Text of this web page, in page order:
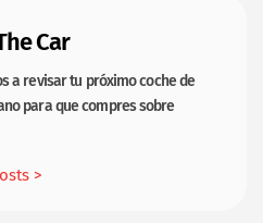
Car
a revisar tu próximo coche de
para que compres sobre
>